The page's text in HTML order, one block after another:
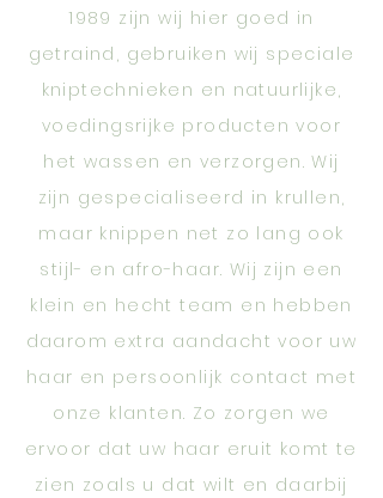
1989 zijn wij hier goed in
getraind, gebruiken wij speciale
kniptechnieken en natuurlijke,
voedingsrijke producten voor
het wassen en verzorgen. Wij
zijn gespecialiseerd in krullen,
maar knippen net zo lang ook
stijl- en afro-haar. Wij zijn een
klein en hecht team en hebben
daarom extra aandacht voor uw
haar en persoonlijk contact met
onze klanten. Zo zorgen we
ervoor dat uw haar eruit komt te
zien zoals u dat wilt en daarbij